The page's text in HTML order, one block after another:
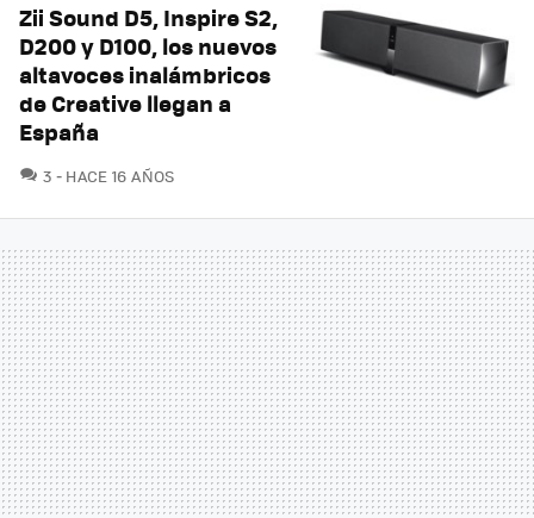
Zii Sound D5, Inspire S2,
D200 y D100, los nuevos
altavoces inalámbricos
de Creative llegan a
España
3 COMENTARIOS
HACE 16 AÑOS